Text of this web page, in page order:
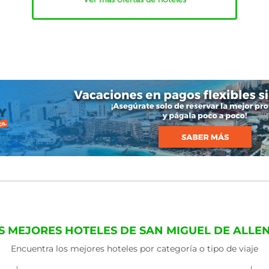
MEJORES HOTELES DE SAN MIGUEL DE
Encuentra los mejores hoteles por categoría o tipo de viaje